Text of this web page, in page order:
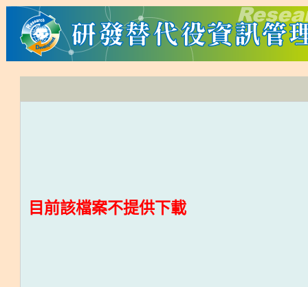
目前該檔案不提供下載